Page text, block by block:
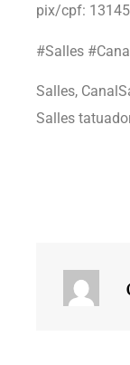
pix/cpf:
#Salles
Salles,
Salles